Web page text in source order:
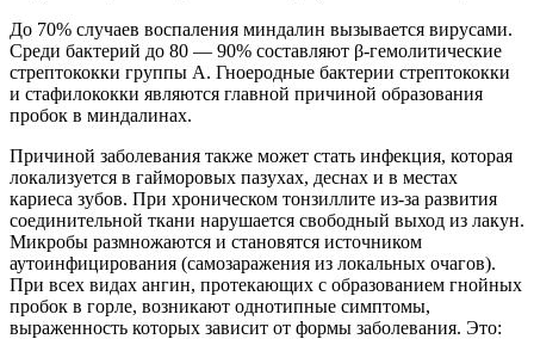
До 70% случаев воспаления миндалин вызывается вирусами.
Среди бактерий до 80 — 90% составляют β-гемолитические
стрептококки группы А. Гноеродные бактерии стрептококки
и стафилококки являются главной причиной образования
пробок в миндалинах.
Причиной заболевания также может стать инфекция, которая
локализуется в гайморовых пазухах, деснах и в местах
кариеса зубов. При хроническом тонзиллите из-за развития
соединительной ткани нарушается свободный выход из лакун.
Микробы размножаются и становятся источником
аутоинфицирования (самозаражения из локальных очагов).
При всех видах ангин, протекающих с образованием гнойных
пробок в горле, возникают однотипные симптомы,
выраженность которых зависит от формы заболевания. Это: